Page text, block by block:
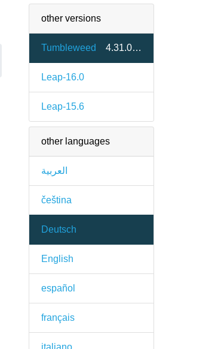
other versions
Tumbleweed 4.31.0-1.2
Leap-16.0
Leap-15.6
other languages
العربية
čeština
Deutsch
English
español
français
italiano